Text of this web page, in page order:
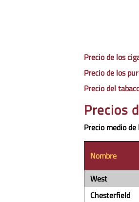
Precio de los
Precio de los
Precio del
Precios
Precio medio
Nombre
West
Chesterfield